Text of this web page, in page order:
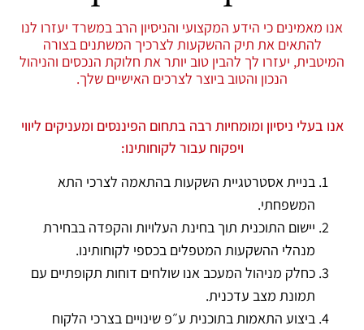
אנו בעלי ניסיון ומומחיות רבה בתחום הפיננסים ומעניקים ליווי
ויפקוח עבור לקוחותינו:
בניית אסטרטגיית השקעות בהתאמה לצרכי התא
המשפחתי.
יישום התוכנית תוך בחינת העלויות והקפדה בבחירת
מנהלי ההשקעות המטפלים בכספי לקוחותינו.
כחלק מניהול המעכב אנו שולחים דוחות תקופתיים עם
תמונת מצב עדכנית.
ביצוע התאמות בתוכנית ע״פ שינויים בצרכי הלקוח
אנו מאמינים כי הידע המקצועי והניסיון הרב במשרד יעזרו לנו
להתאים את תיק ההשקעות לצרכיך המשתנים בצורה
המיטבית, יעזרו לך להבין טוב יותר את חלוקת הנכסים והניהול
הנכון והטוב ביוצר לצרכים האישיים שלך.